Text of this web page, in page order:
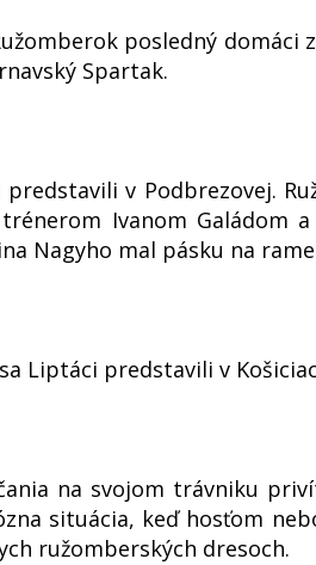
posledný domáci
Spartak.
v Podbrezovej.
Ivanom Galádom
Nagyho mal pásku na
Liptáci predstavili v
na svojom trávniku
situácia, keď hosťom
ružomberských dresoch.